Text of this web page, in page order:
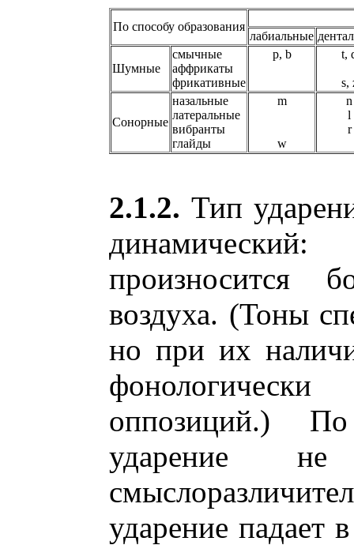
По способу образования
лабиальные
Шумные
смычные
аффрикаты
фрикативные
p, b t,
s,
Сонорные
назальные
латеральные
вибранты
глайды
m
w
n
l
r
2.1.2. Тип
произносится
воздуха. (Тоны
но при их
оппозиций.)
ударение не
ударение падает